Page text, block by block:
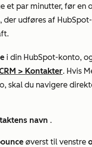
et par minutter, før en
der udføres af
i din HubSpot-konto,
> Kontakter. Hvis
skal du navigere
navn .
øverst til venstre